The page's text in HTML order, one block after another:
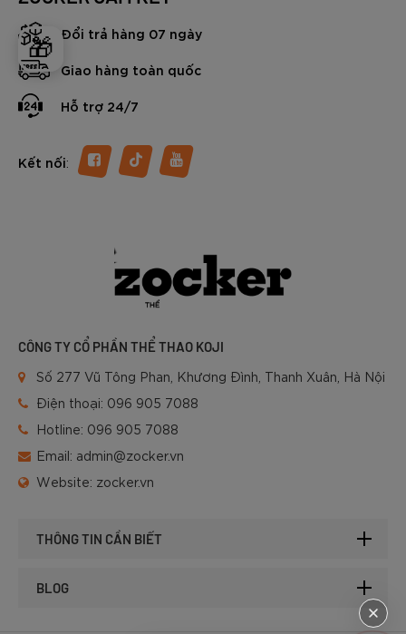
🎁
Đổi trả hàng 07 ngày
Giao hàng toàn quốc
Hỗ trợ 24/7
Kết nối:
CÔNG TY CỔ PHẦN THỂ THAO KOJI
Số 277 Vũ Tông Phan, Khương Đình, Thanh Xuân, Hà Nội
Điện thoại: 096 905 7088
Hotline: 096 905 7088
Email: admin@zocker.vn
Website: zocker.vn
THÔNG TIN CẦN BIẾT
BLOG